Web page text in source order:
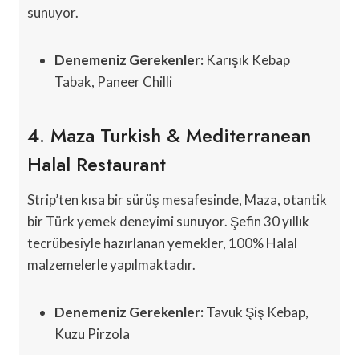
sunuyor.
Denemeniz Gerekenler: Karışık Kebap
Tabak, Paneer Chilli
4. Maza Turkish & Mediterranean
Halal Restaurant
Strip’ten kısa bir sürüş mesafesinde, Maza, otantik
bir Türk yemek deneyimi sunuyor. Şefin 30 yıllık
tecrübesiyle hazırlanan yemekler, 100% Halal
malzemelerle yapılmaktadır.
Denemeniz Gerekenler:Tavuk Şiş Kebap,
Kuzu Pirzola